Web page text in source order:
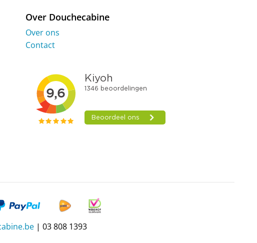
Over Douchecabine
Over ons
Contact
| 03 808 1393